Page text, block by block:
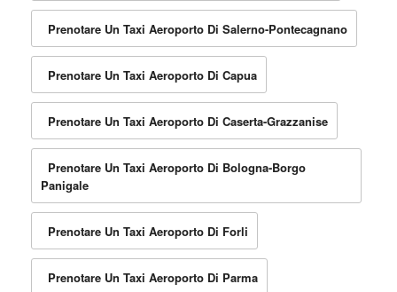
Prenotare Un Taxi Aeroporto Di Salerno-Pontecagnano
Prenotare Un Taxi Aeroporto Di Capua
Prenotare Un Taxi Aeroporto Di Caserta-Grazzanise
Prenotare Un Taxi Aeroporto Di Bologna-Borgo
Panigale
Prenotare Un Taxi Aeroporto Di Forli
Prenotare Un Taxi Aeroporto Di Parma